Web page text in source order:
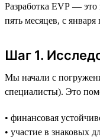
Разработка EVP — это
пять месяцев, с
Шаг 1.
Мы начали с
специалисты). Это
• финансовая
• участие в знаковых